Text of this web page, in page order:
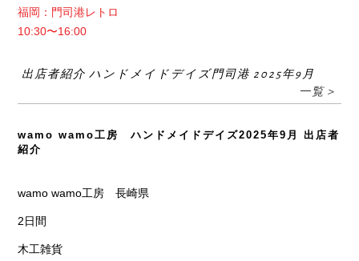
福岡：門司港レトロ
10:30〜16:00
出店者紹介 ハンドメイドデイズ門司港 2025年9月
一覧＞
wamo wamo工房 ハンドメイドデイズ2025年9月 出店者
紹介
wamo wamo工房 長崎県
2日間
木工雑貨